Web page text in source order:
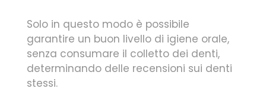
Solo in questo modo è possibile
garantire un buon livello di igiene orale,
senza consumare il colletto dei denti,
determinando delle recensioni sui denti
stessi.